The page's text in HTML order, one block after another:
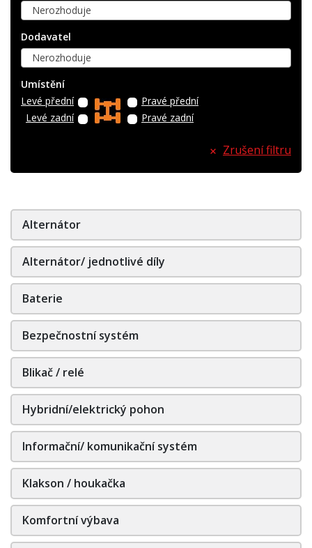
Nerozhoduje
Dodavatel
Nerozhoduje
Umístění
Levé přední
Levé zadní
Pravé přední
Pravé zadní
Zrušení filtru
Alternátor
Alternátor/ jednotlivé díly
Baterie
Bezpečnostní systém
Blikač / relé
Hybridní/elektrický pohon
Informační/ komunikační systém
Klakson / houkačka
Komfortní výbava